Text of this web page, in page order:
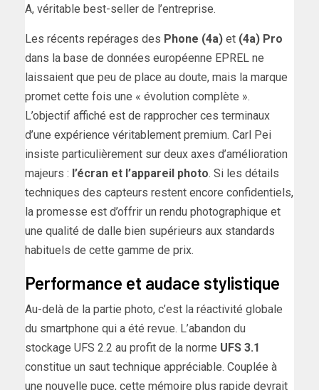
A, véritable best-seller de l’entreprise.
Les récents repérages des Phone (4a) et (4a) Pro
dans la base de données européenne EPREL ne
laissaient que peu de place au doute, mais la marque
promet cette fois une « évolution complète ».
L’objectif affiché est de rapprocher ces terminaux
d’une expérience véritablement premium. Carl Pei
insiste particulièrement sur deux axes d’amélioration
majeurs : l’écran et l’appareil photo. Si les détails
techniques des capteurs restent encore confidentiels,
la promesse est d’offrir un rendu photographique et
une qualité de dalle bien supérieurs aux standards
habituels de cette gamme de prix.
Performance et audace stylistique
Au-delà de la partie photo, c’est la réactivité globale
du smartphone qui a été revue. L’abandon du
stockage UFS 2.2 au profit de la norme UFS 3.1
constitue un saut technique appréciable. Couplée à
une nouvelle puce, cette mémoire plus rapide devrait